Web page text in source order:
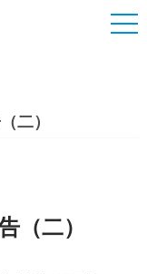
二）
（二）